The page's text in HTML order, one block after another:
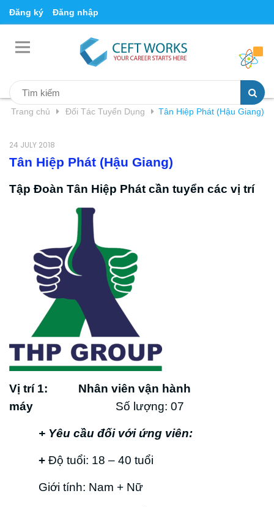
Đăng ký Đăng nhập
Trang chủ Đối Tác Tuyển Dụng Tân Hiệp Phát (Hậu Giang)
24 JULY 2018
Tân Hiệp Phát (Hậu Giang)
Tập Đoàn Tân Hiệp Phát cần tuyển các vị trí
Vị trí 1: Nhân viên vận hành
máy Số lượng: 07
+ Yêu cầu đối với ứng viên:
+ Độ tuổi: 18 – 40 tuổi
Giới tính: Nam + Nữ